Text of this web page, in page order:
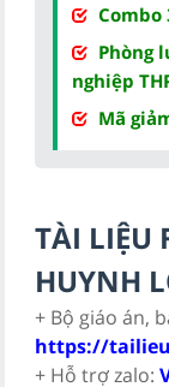
Combo
Phòng
nghiệp
Mã
TÀI LIỆU
HUYNH
+ Bộ giáo án,
https://
+ Hỗ trợ zalo: